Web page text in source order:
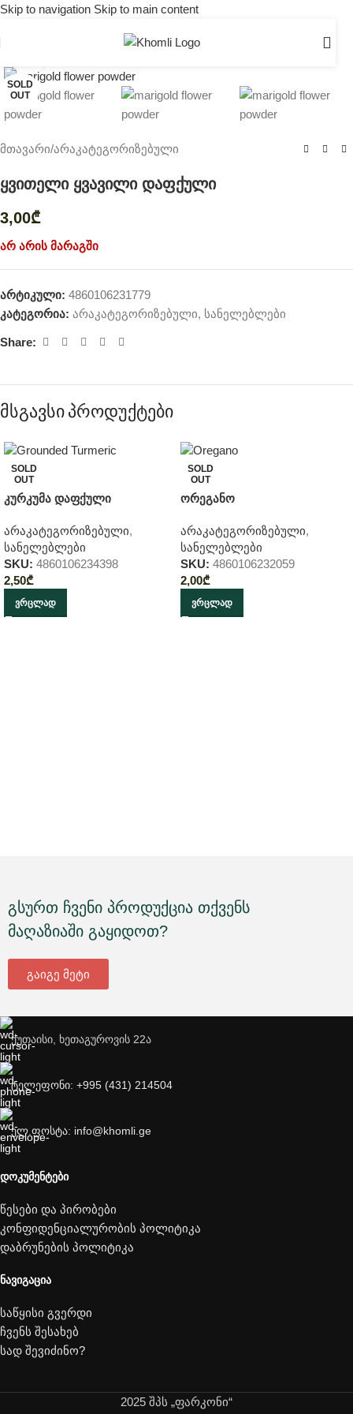
Skip to navigation Skip to main content
SOLD
OUT
მთავარი/არაკატეგორიზებული
ყვითელი ყვავილი დაფქული
3,00₾
არ არის მარაგში
არტიკული: 4860106231779
კატეგორია: არაკატეგორიზებული, სანელებლები
Share:
მსგავსი პროდუქტები
SOLD
OUT
კურკუმა დაფქული
არაკატეგორიზებული,
სანელებლები
SKU: 4860106234398
2,50₾
ᲕᲠᲪᲚᲐᲓ
SOLD
OUT
ორეგანო
არაკატეგორიზებული,
სანელებლები
SKU: 4860106232059
2,00₾
ᲕᲠᲪᲚᲐᲓ
გსურთ ჩვენი პროდუქცია თქვენს
მაღაზიაში გაყიდოთ?
გაიგე მეტი
ქუთაისი, ხეთაგუროვის 22ა
ტელეფონი: +995 (431) 214504
ელ.ფოსტა: info@khomli.ge
ᲓᲝᲙᲣᲛᲔᲜᲢᲔᲑᲘ
წესები და პირობები
კონფიდენციალურობის პოლიტიკა
დაბრუნების პოლიტიკა
ᲜᲐᲕᲘᲒᲐᲪᲘᲐ
საწყისი გვერდი
ჩვენს შესახებ
სად შევიძინო?
2025 შპს „ფარკონი“